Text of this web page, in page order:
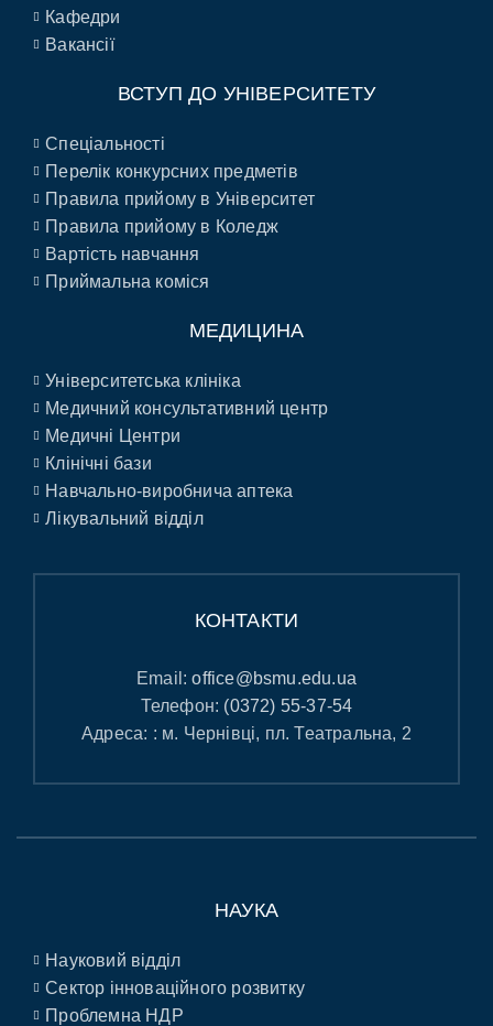
Кафедри
Вакансії
ВСТУП ДО УНІВЕРСИТЕТУ
Спеціальності
Перелік конкурсних предметів
Правила прийому в Університет
Правила прийому в Коледж
Вартість навчання
Приймальна коміся
МЕДИЦИНА
Університетська клініка
Медичний консультативний центр
Медичні Центри
Клінічні бази
Навчально-виробнича аптека
Лікувальний відділ
КОНТАКТИ
Email:office@bsmu.edu.ua
Телефон: (0372) 55-37-54
Адреса: : м. Чернівці, пл. Театральна, 2
НАУКА
Науковий відділ
Сектор інноваційного розвитку
Проблемна НДР